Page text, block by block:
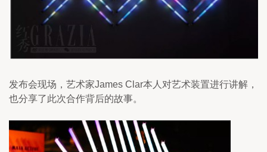
发布会现场，艺术家James Clar本人对艺术装置进行讲解，
也分享了此次合作背后的故事。